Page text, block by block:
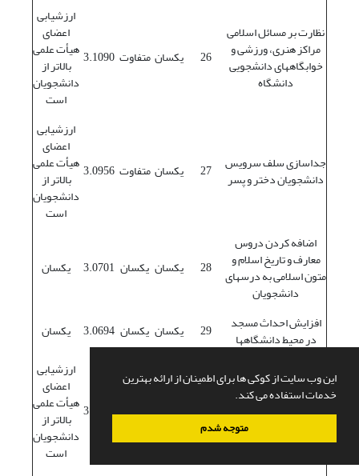
این وب سایت از کوکی ها برای اطمینان از ارائه بهترین
خدمات استفاده می کند.
متوجه شدم
نظارت بر مسائل اسلامی
مراکز هنری، ورزشی و
خوابگاههای دانشجویی
دانشگاه
26 یکسان متفاوت 3.1090
ارزشیابی
اعضای
هیأت علمی
بالاتر از
دانشجویان
است
جداسازی سلف سرویس
دانشجویان دختر و پسر 27 یکسان متفاوت 3.0956
ارزشیابی
اعضای
هیأت علمی
بالاتر از
دانشجویان
است
اضافه کردن دروس
معارف و تاریخ اسلام و
متون اسلامی به درسهای
دانشجویان
28 یکسان یکسان 3.0701 یکسان
افزایش احداث مسجد
در محیط دانشگاهها 29 یکسان یکسان 3.0694 یکسان
گماردن منشی مرد برای
مدیران مرد و منشی زن
برای مدیران زن در
دانشگاه
30 یکسان متفاوت 3.0683
ارزشیابی
اعضای
هیأت علمی
بالاتر از
دانشجویان
است